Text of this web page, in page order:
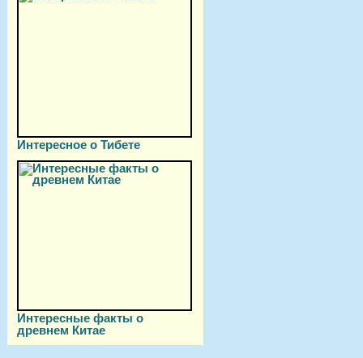
Интересное о Тибете
Интересные факты о
древнем Китае